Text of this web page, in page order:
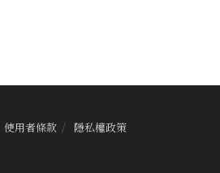
使用者條款 隱私權政策